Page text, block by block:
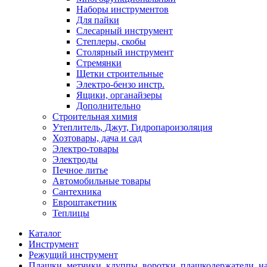
Наборы инструментов
Для пайки
Слесарный инструмент
Степлеры, скобы
Столярный инструмент
Стремянки
Щетки строительные
Электро-бензо инстр.
Ящики, органайзеры
Дополнительно
Строительная химия
Утеплитель, Джут, Гидропароизоляция
Хозтовары, дача и сад
Электро-товары
Электроды
Печное литье
Автомобильные товары
Сантехника
Евроштакетник
Теплицы
Каталог
Инструмент
Режущий инструмент